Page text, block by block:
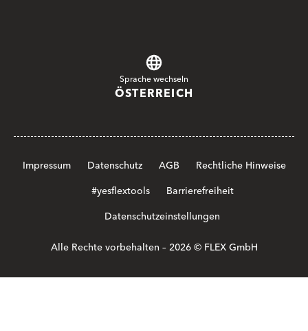
Sprache wechseln
ÖSTERREICH
Impressum Datenschutz AGB
Rechtliche Hinweise
#yesflextools
Barrierefreiheit
Datenschutzeinstellungen
Alle Rechte vorbehalten – 2026 © FLEX GmbH